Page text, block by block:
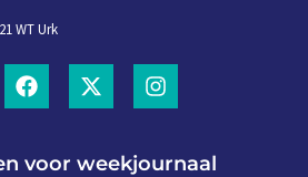
WT Urk
voor weekjournaal